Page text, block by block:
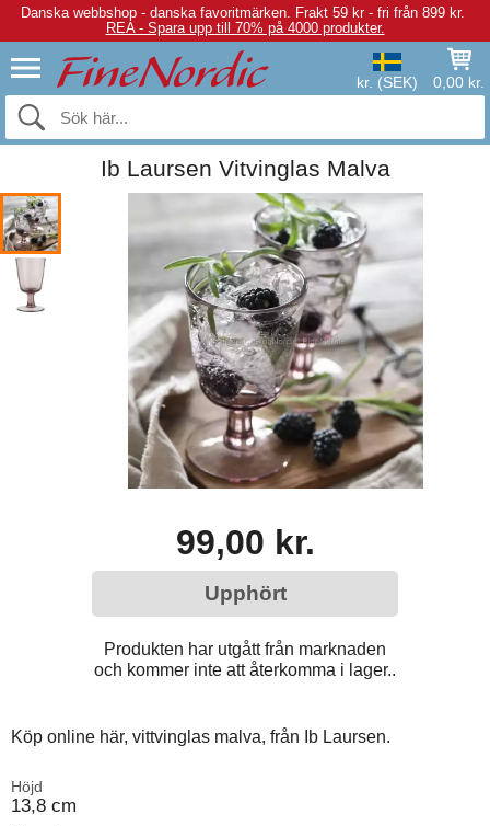
Danska webbshop - danska favoritmärken. Frakt 59 kr - fri från 899 kr.
REA - Spara upp till 70% på 4000 produkter.
kr. (SEK) 0,00 kr.
Ib Laursen Vitvinglas Malva
99,00 kr.
Upphört
Produkten har utgått från marknaden
och kommer inte att återkomma i lager..
Köp online här, vittvinglas malva, från Ib Laursen.
Höjd
13,8 cm